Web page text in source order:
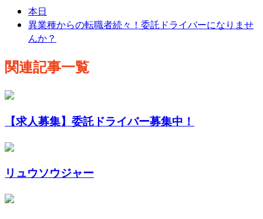
本日
異業種からの転職者続々！委託ドライバーになりませ
んか？
関連記事一覧
【求人募集】委託ドライバー募集中！
リュウソウジャー